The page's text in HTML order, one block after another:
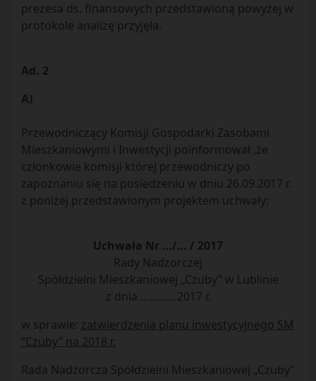
prezesa ds. finansowych przedstawioną powyżej w
protokole analizę przyjęła.
Ad. 2
A)
Przewodniczący Komisji Gospodarki Zasobami
Mieszkaniowymi i Inwestycji poinformował ,że
członkowie komisji której przewodniczy po
zapoznaniu się na posiedzeniu w dniu 26.09.2017 r.
z poniżej przedstawionym projektem uchwały:
Uchwała Nr …/… / 2017
Rady Nadzorczej
Spółdzielni Mieszkaniowej „Czuby” w Lublinie
z dnia …………2017 r.
w sprawie: zatwierdzenia planu inwestycyjnego SM
”Czuby” na 2018 r.
Rada Nadzorcza Spółdzielni Mieszkaniowej „Czuby”